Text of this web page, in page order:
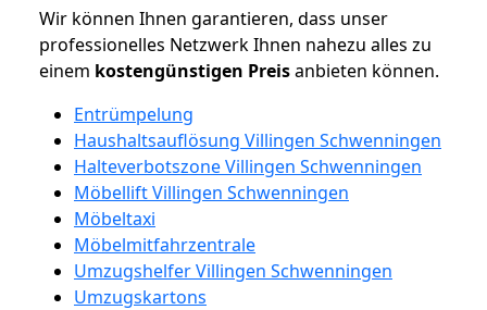
Wir können Ihnen garantieren, dass unser
professionelles Netzwerk Ihnen nahezu alles zu
einem kostengünstigen Preisanbieten können.
Entrümpelung
Haushaltsauflösung Villingen Schwenningen
Halteverbotszone Villingen Schwenningen
Möbellift Villingen Schwenningen
Möbeltaxi
Möbelmitfahrzentrale
Umzugshelfer Villingen Schwenningen
Umzugskartons